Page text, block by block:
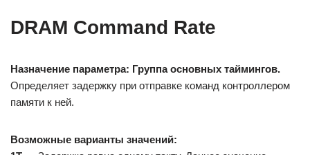
DRAM Command Rate
Назначение параметра: Группа основных таймингов.
Определяет задержку при отправке команд контроллером
памяти к ней.
Возможные варианты значений: